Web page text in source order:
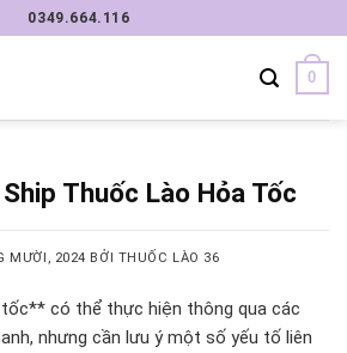
0349.664.116
0
Thuốc Lào Hỏa Tốc
MƯỜI, 2024 BỞI THUỐC LÀO 36
có thể thực hiện thông qua các
nhưng cần lưu ý một số yếu tố liên